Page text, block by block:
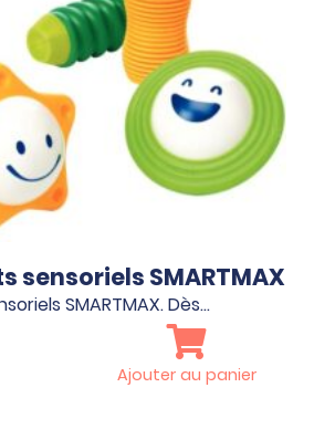
sensoriels SMARTMAX
SMARTMAX. Dès…
Ajouter au panier